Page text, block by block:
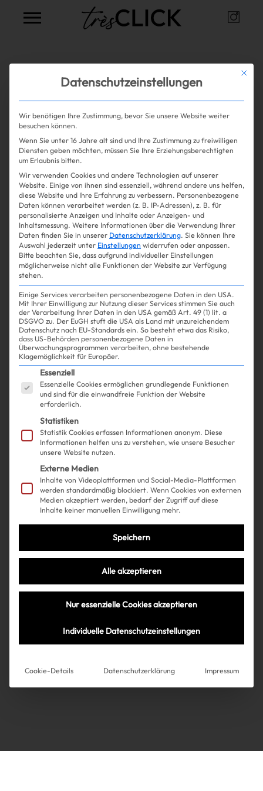
Shopping
Gossip
Experience
Win Win
Über uns Kooperationen
AGB
Alle Artikel zum Themaschleife
31.01.2025
Dua Lipa trägt eine
Riesenschleife und sieht
trotzdem NICHT aus wie
Minnie-Mouse
Mehr lesen
Über uns
Kooperationen
Instagram
Très Click
Impressum
AGB
Mit
Datenschutzeinstellungen
Wir benötigen Ihre Zustimmung, bevor Sie unsere Website weiter
besuchen können.
Wenn Sie unter 16 Jahre alt sind und Ihre Zustimmung zu freiwilligen
Diensten geben möchten, müssen Sie Ihre Erziehungsberechtigten
um Erlaubnis bitten.
Wir verwenden Cookies und andere Technologien auf unserer
Website. Einige von ihnen sind essenziell, während andere uns helfen,
diese Website und Ihre Erfahrung zu verbessern. Personenbezogene
Daten können verarbeitet werden (z. B. IP-Adressen), z. B. für
personalisierte Anzeigen und Inhalte oder Anzeigen- und
Inhaltsmessung. Weitere Informationen über die Verwendung Ihrer
Daten finden Sie in unserer Datenschutzerklärung. Sie können Ihre
Auswahl jederzeit unter Einstellungen widerrufen oder anpassen.
Bitte beachten Sie, dass aufgrund individueller Einstellungen
möglicherweise nicht alle Funktionen der Website zur Verfügung
stehen.
Einige Services verarbeiten personenbezogene Daten in den USA.
Mit Ihrer Einwilligung zur Nutzung dieser Services stimmen Sie auch
der Verarbeitung Ihrer Daten in den USA gemäß Art. 49 (1) lit. a
DSGVO zu. Der EuGH stuft die USA als Land mit unzureichendem
Datenschutz nach EU-Standards ein. So besteht etwa das Risiko,
dass US-Behörden personenbezogene Daten in
Überwachungsprogrammen verarbeiten, ohne bestehende
Klagemöglichkeit für Europäer.
Es folgt eine Liste der Service-Gruppen, für die
Essenziell
Essenzielle Cookies ermöglichen grundlegende Funktionen
und sind für die einwandfreie Funktion der Website
erforderlich.
Statistiken
Statistik Cookies erfassen Informationen anonym. Diese
Informationen helfen uns zu verstehen, wie unsere Besucher
unsere Website nutzen.
Externe Medien
Inhalte von Videoplattformen und Social-Media-Plattformen
werden standardmäßig blockiert. Wenn Cookies von externen
Medien akzeptiert werden, bedarf der Zugriff auf diese
Inhalte keiner manuellen Einwilligung mehr.
Speichern
Alle akzeptieren
Nur essenzielle Cookies akzeptieren
Individuelle Datenschutzeinstellungen
Cookie-Details Datenschutzerklärung Impressum